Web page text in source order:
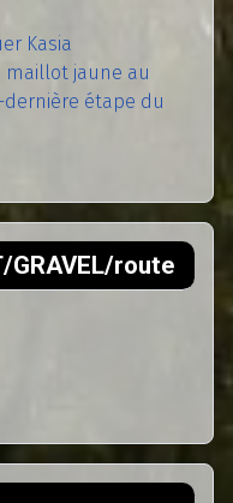
Kasia
maillot jaune au
étape du
GRAVEL/route